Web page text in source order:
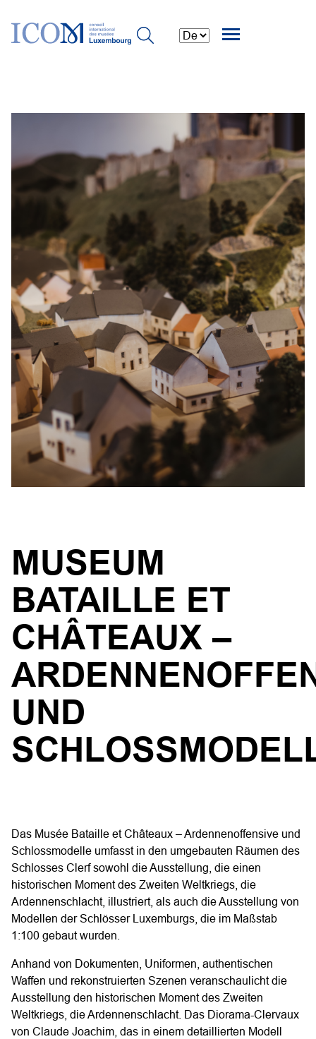
MUSEUM
BATAILLE ET
CHÂTEAUX –
UND
Das Musée Bataille et Châteaux – Ardennenoffensive und
Schlossmodelle umfasst in den umgebauten Räumen des
Schlosses Clerf sowohl die Ausstellung, die einen
historischen Moment des Zweiten Weltkriegs, die
Ardennenschlacht, illustriert, als auch die Ausstellung von
Modellen der Schlösser Luxemburgs, die im Maßstab
1:100 gebaut wurden.
Anhand von Dokumenten, Uniformen, authentischen
Waffen und rekonstruierten Szenen veranschaulicht die
Ausstellung den historischen Moment des Zweiten
Weltkriegs, die Ardennenschlacht. Das Diorama-Clervaux
von Claude Joachim, das in einem detaillierten Modell